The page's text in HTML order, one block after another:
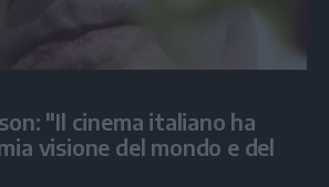
"Il cinema italiano ha
visione del mondo e del